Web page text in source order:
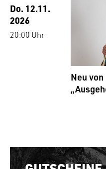
Do. 12.11.
2026
20:00 Uhr
Neu